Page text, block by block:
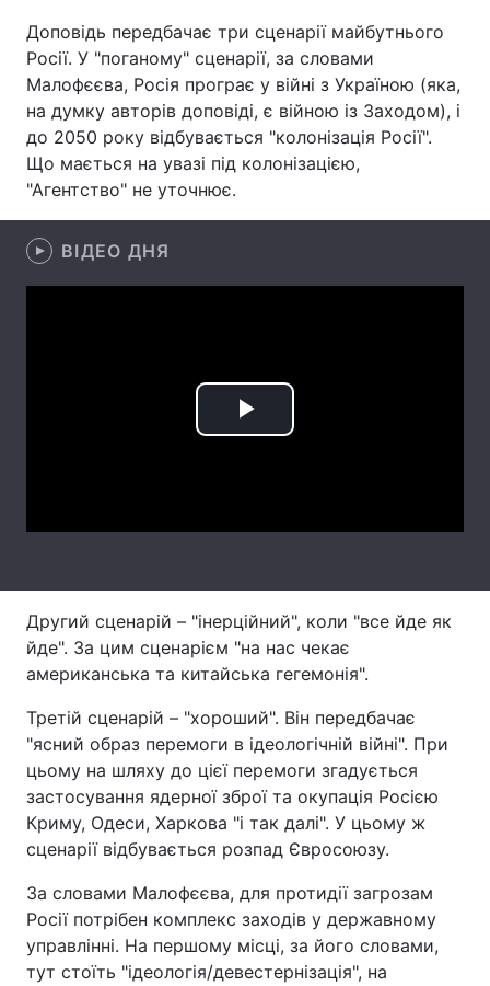
Екологія
Лонгріди
Відео з Youtube Статті
Інтерв'ю
Доповідь передбачає три сценарії майбутнього
Росії. У "поганому" сценарії, за словами
Малофєєва, Росія програє у війні з Україною (яка,
на думку авторів доповіді, є війною із Заходом), і
до 2050 року відбувається "колонізація Росії".
Що мається на увазі під колонізацією,
"Агентство" не уточнює.
ВІДЕО ДНЯ
Play
Другий сценарій – "інерційний", коли "все йде як
йде". За цим сценарієм "на нас чекає
американська та китайська гегемонія".
Третій сценарій – "хороший". Він передбачає
"ясний образ перемоги в ідеологічній війні". При
цьому на шляху до цієї перемоги згадується
застосування ядерної зброї та окупація Росією
Криму, Одеси, Харкова "і так далі". У цьому ж
сценарії відбувається розпад Євросоюзу.
За словами Малофєєва, для протидії загрозам
Росії потрібен комплекс заходів у державному
управлінні. На першому місці, за його словами,
тут стоїть "ідеологія/девестернізація", на